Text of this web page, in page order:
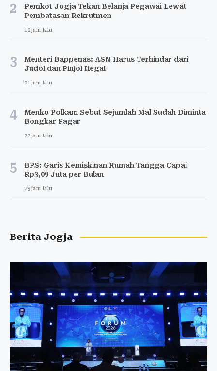
2
Pemkot Jogja Tekan Belanja Pegawai Lewat
Pembatasan Rekrutmen
10 jam lalu
3
Menteri Bappenas: ASN Harus Terhindar dari
Judol dan Pinjol Ilegal
21 jam lalu
4
Menko Polkam Sebut Sejumlah Mal Sudah Diminta
Bongkar Pagar
22 jam lalu
5
BPS: Garis Kemiskinan Rumah Tangga Capai
Rp3,09 Juta per Bulan
23 jam lalu
Berita Jogja